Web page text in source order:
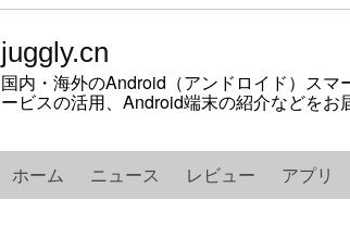
juggly.cn
国内・海外のAndroid（アンドロイド）ス
ービスの活用、Android端末の紹介などをお
ホーム ニュース レビュー アプリ